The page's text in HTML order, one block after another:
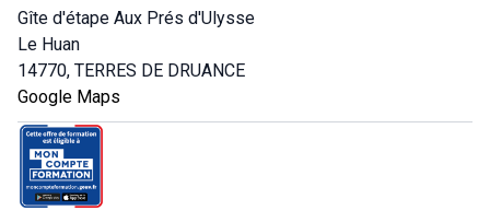
Gîte d'étape Aux Prés d'Ulysse
Le Huan
14770, TERRES DE DRUANCE
Google Maps